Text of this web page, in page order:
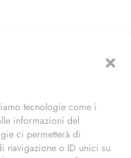
tecnologie come i
informazioni del
ci permetterà di
navigazione o ID unici su
(MI)